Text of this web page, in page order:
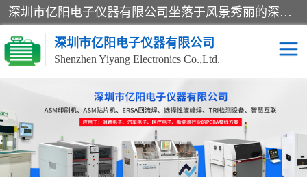
深圳市亿阳电子仪器有限公司坐落于风景秀丽的深圳市光明区，集SMT设备销售务为一体，努力为客户提供电子装配解决方案。与行业**SMT设备厂商：ASM（印刷机，锡膏检查机，贴片机），德国ERSA（爱莎）建立了稳固的代理合作关系，销售的设备一直保持**电子装配行业未来发展方向，能够满足客户各种繁杂产品的生产应用。
深圳市亿阳电子仪器有限公司
Shenzhen Yiyang Electronics Co.,Ltd.
SX全自动高速贴片机 E系列中速贴片机
NeoHorizon全自动锡膏印 选择性波峰焊